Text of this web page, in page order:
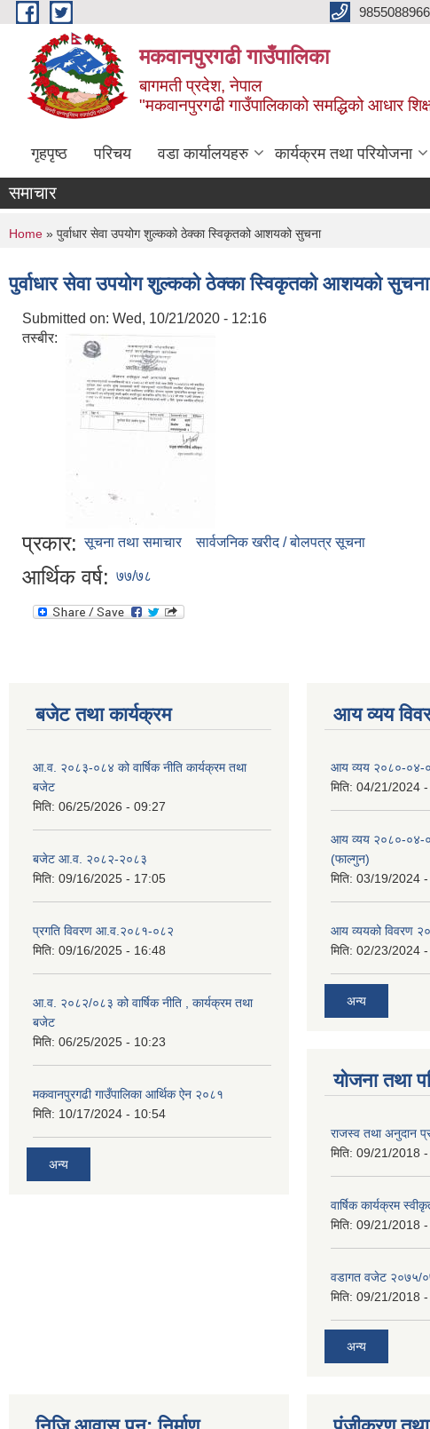
Skip to main content 9855088966
मकवानपुरगढी गाउँपालिका
बागमती प्रदेश, नेपाल
"मकवानपुरगढी गाउँपालिकाको समद्धिको आधार
गृहपृष्ठ परिचय वडा कार्यालयहरु कार्यक्रम तथा परियोजना
समाचार
You are here
Home » पुर्वाधार सेवा उपयोग शुल्कको ठेक्का स्विकृतको आशयको सुचना
पुर्वाधार सेवा उपयोग शुल्कको ठेक्का स्विकृतको आशयको सुचना
Submitted on: Wed, 10/21/2020 - 12:16
तस्बीर:
प्रकार: सूचना तथा समाचार सार्वजनिक खरीद / बोलपत्र सूचना
आर्थिक वर्ष: ७७/७८
बजेट तथा कार्यक्रम
आ.व. २०८३-०८४ को वार्षिक नीति कार्यक्रम तथा
बजेट
मिति: 06/25/2026 - 09:27
बजेट आ.व. २०८२-२०८३
मिति: 09/16/2025 - 17:05
प्रगति विवरण आ.व.२०८१-०८२
मिति: 09/16/2025 - 16:48
आ.व. २०८२/०८३ को वार्षिक नीति , कार्यक्रम तथा
बजेट
मिति: 06/25/2025 - 10:23
मकवानपुरगढी गाउँपालिका आर्थिक ‌‌‌ऐन २०८१
मिति: 10/17/2024 - 10:54
अन्य
आय व्यय
आय व्यय २०८०-०४-
मिति: 04/21/2024
आय व्यय २०८०-०४-
(फाल्गुन)
मिति: 03/19/2024
आय व्ययको विवरण
मिति: 02/23/2024
अन्य
योजना तथा
राजस्व तथा अनुदान
मिति: 09/21/2018
वार्षिक कार्यक्रम
मिति: 09/21/2018 -
वडागत वजेट २०७५/
मिति: 09/21/2018
अन्य